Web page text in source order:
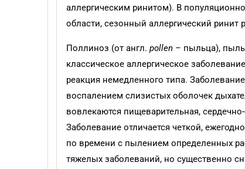
аллергическим ринитом). В
области, сезонный аллергический ринит
Поллиноз (от англ. pollen – пыльца),
классическое аллергическое
реакция немедленного типа.
воспалением слизистых оболочек
вовлекаются пищеварительная,
Заболевание отличается четкой,
по времени с пылением определенных
тяжелых заболеваний, но существенно